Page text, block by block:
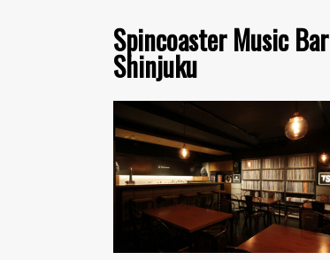
Spincoaster Music Bar
Shinjuku